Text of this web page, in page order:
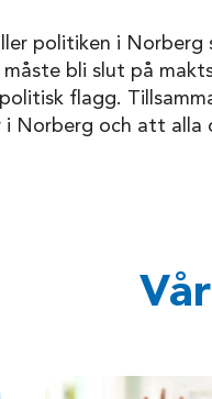
politiken i Norberg
måste bli slut på
flagg.
i Norberg och att alla